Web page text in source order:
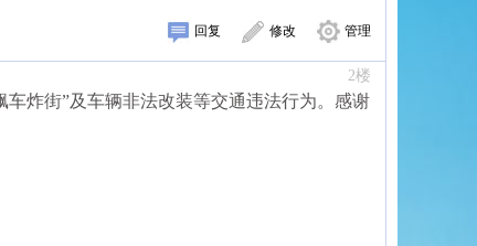
回复 修改 管理
2楼
炸街”及车辆非法改装等交通违法行为。感谢